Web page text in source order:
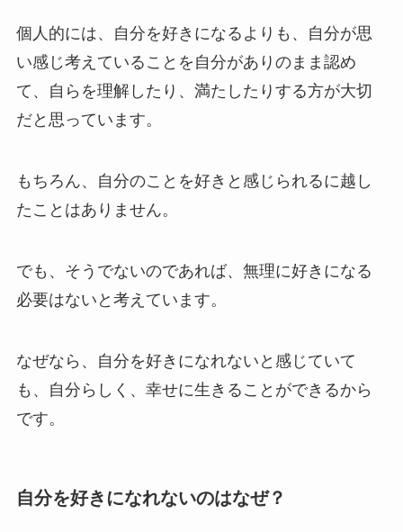
個人的には、自分を好きになるよりも、自分が思
い感じ考えていることを自分がありのまま認め
て、自らを理解したり、満たしたりする方が大切
だと思っています。
もちろん、自分のことを好きと感じられるに越し
たことはありません。
でも、そうでないのであれば、無理に好きになる
必要はないと考えています。
なぜなら、自分を好きになれないと感じていて
も、自分らしく、幸せに生きることができるから
です。
自分を好きになれないのはなぜ？